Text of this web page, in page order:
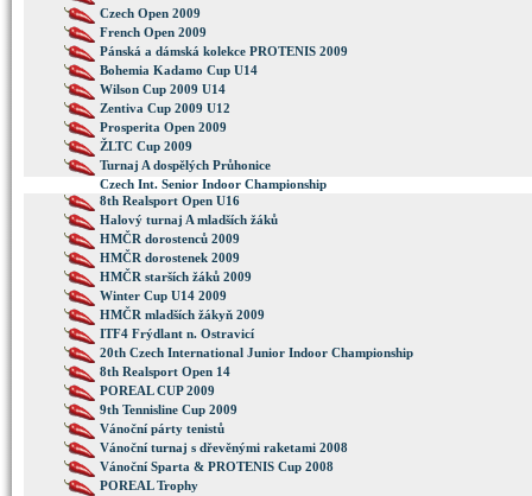
Czech Open 2009
French Open 2009
Pánská a dámská kolekce PROTENIS 2009
Bohemia Kadamo Cup U14
Wilson Cup 2009 U14
Zentiva Cup 2009 U12
Prosperita Open 2009
ŽLTC Cup 2009
Turnaj A dospělých Průhonice
Czech Int. Senior Indoor Championship
8th Realsport Open U16
Halový turnaj A mladších žáků
HMČR dorostenců 2009
HMČR dorostenek 2009
HMČR starších žáků 2009
Winter Cup U14 2009
HMČR mladších žákyň 2009
ITF4 Frýdlant n. Ostravicí
20th Czech International Junior Indoor Championship
8th Realsport Open 14
POREAL CUP 2009
9th Tennisline Cup 2009
Vánoční párty tenistů
Vánoční turnaj s dřevěnými raketami 2008
Vánoční Sparta & PROTENIS Cup 2008
POREAL Trophy